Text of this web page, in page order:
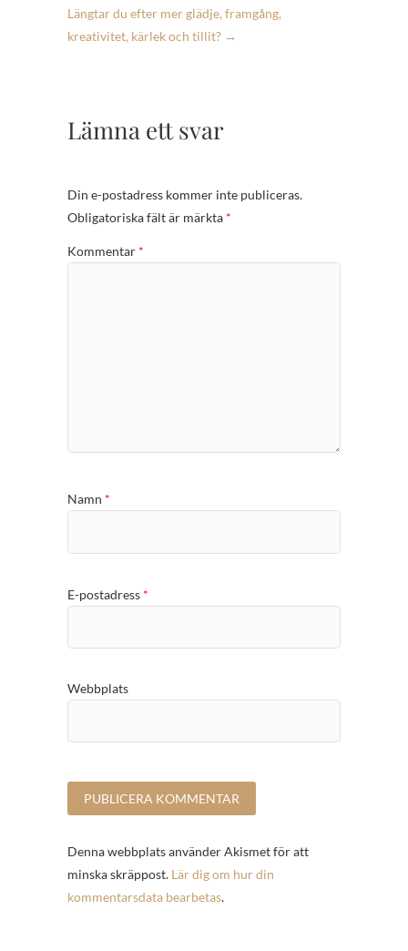
Längtar du efter mer glädje, framgång,
kreativitet, kärlek och tillit? →
Lämna ett svar
Din e-postadress kommer inte publiceras.
Obligatoriska fält är märkta *
Kommentar *
Namn *
E-postadress *
Webbplats
Denna webbplats använder Akismet för att
minska skräppost. Lär dig om hur din
kommentarsdata bearbetas.